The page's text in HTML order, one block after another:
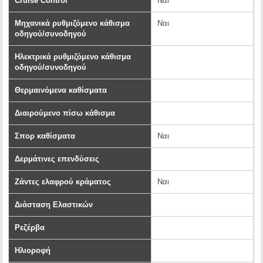
Μηχανικά ρυθμιζόμενο κάθισμα
οδηγού/συνοδηγού
Ναι
Ηλεκτρικά ρυθμιζόμενο κάθισμα
οδηγού/συνοδηγού
Θερμαινόμενα καθίσματα
Διαιρούμενο πίσω κάθισμα
Σπορ καθίσματα Ναι
Δερμάτινες επενδύσεις
Ζάντες ελαφρού κράματος Ναι
Διάσταση Ελαστικών
Ρεζέρβα
Ηλιοροφή